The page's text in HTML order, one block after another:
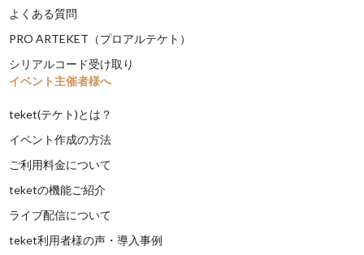
よくある質問
PRO ARTEKET（プロアルテケト）
シリアルコード受け取り
イベント主催者様へ
teket(テケト)とは？
イベント作成の方法
ご利用料金について
teketの機能ご紹介
ライブ配信について
teket利用者様の声・導入事例